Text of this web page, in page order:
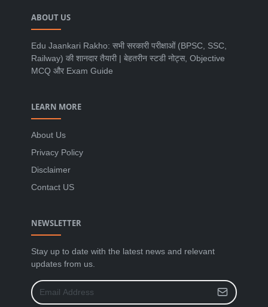
ABOUT US
Edu Jaankari Rakho: सभी सरकारी परीक्षाओं (BPSC, SSC,
Railway) की शानदार तैयारी | बेहतरीन स्टडी नोट्स, Objective
MCQ और Exam Guide
LEARN MORE
About Us
Privacy Policy
Disclaimer
Contact US
NEWSLETTER
Stay up to date with the latest news and relevant
updates from us.